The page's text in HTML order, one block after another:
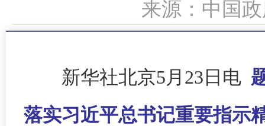
来源：中国
新华社北京5月23日电
落实习近平总书记重要指示